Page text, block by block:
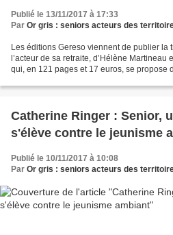
Publié le 13/11/2017 à 17:33
Par Or gris : seniors acteurs des territoires,
Les éditions Gereso viennent de publier la
l’acteur de sa retraite, d’Hélène
qui, en 121 pages et 17 euros, se propose
Catherine Ringer : Senior,
s'élève contre le jeunisme
Publié le 10/11/2017 à 10:08
Par Or gris : seniors acteurs des territoires,